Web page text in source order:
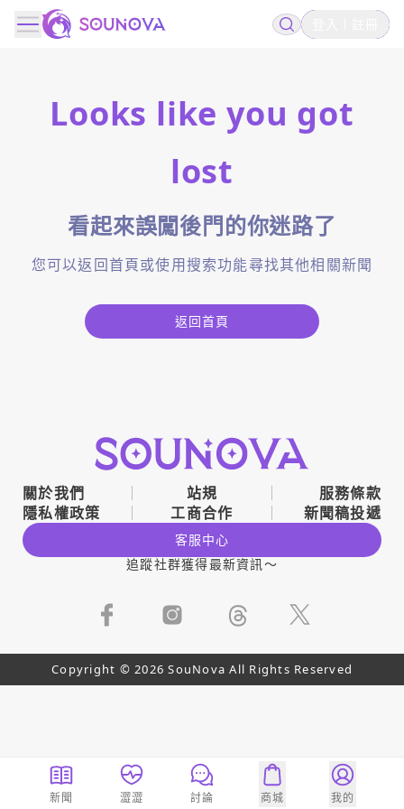
Looks like you got
lost
看起來誤闖後門的你迷路了
您可以返回首頁或使用搜索功能尋找其他相關新聞
返回首頁
關於我們 站規
服務條款
隱私權政策
工商合作 新聞稿投遞
客服中心
追蹤社群獲得最新資訊～
Copyright © 2026 SouNova All Rights Reserved
新聞 澀澀 討論 商城 我的